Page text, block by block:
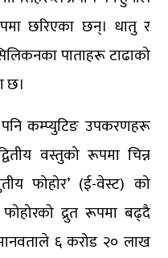
छरिएका छन्। धातु र
पाताहरू टाढाको
छ।
कम्प्युटिङ उपकरणहरू
वस्तुको रूपमा चिन्न
फोहोर’ (ई-वेस्ट) को
द्रुत रूपमा बढ्दै
६ करोड २० लाख